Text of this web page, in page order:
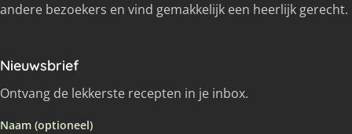
andere bezoekers en vind gemakkelijk een heerlijk gerecht.
Nieuwsbrief
Ontvang de lekkerste recepten in je inbox.
Naam (optioneel)